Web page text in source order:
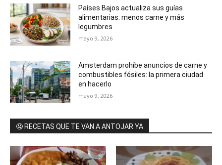
Países Bajos actualiza sus guías
alimentarias: menos carne y más
legumbres
mayo 9, 2026
Amsterdam prohíbe anuncios de carne y
combustibles fósiles: la primera ciudad
en hacerlo
mayo 9, 2026
🤤 RECETAS QUE TE VAN A ANTOJAR YA